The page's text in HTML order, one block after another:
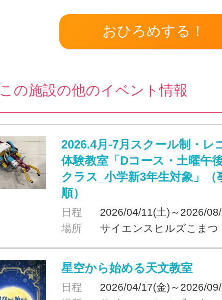
この施設の他のイベント情報
2026.4月-7月スクール制・レ
体験教室「Dコース・土曜午
クラス_小学新3年生対象」（
順）
日程
2026/04/11(土)～2026/
場所
サイエンスヒルズこまつ
星空から始める天文教室
日程
2026/04/17(金)～2026/